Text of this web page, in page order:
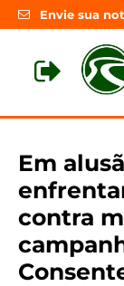
Envie sua
Em
contra